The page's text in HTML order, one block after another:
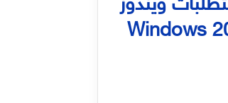
ويندوز
11 لعام 2021 Windows